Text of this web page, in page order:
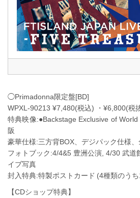
◯Primadonna限定盤[BD]
WPXL-90213 ¥7,480(税込) ・¥6,800(税
特典映像:●Backstage Exclusive of
阪
豪華仕様:三方背BOX、デジパック仕様
フォトブック:4/4&5 豊洲公演, 4/30 武道
イブ写真
封入特典:特製ポストカード (4種類のう
【CDショップ特典】